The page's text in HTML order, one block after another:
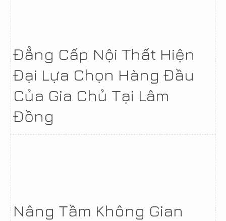
Đẳng Cấp Nội Thất Hiện
Đại Lựa Chọn Hàng Đầu
Của Gia Chủ Tại Lâm
Đồng
Nâng Tầm Không Gian